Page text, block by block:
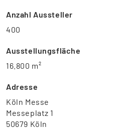
Anzahl Aussteller
400
Ausstellungsfläche
16.800 m²
Adresse
Köln Messe
Messeplatz 1
50679 Köln